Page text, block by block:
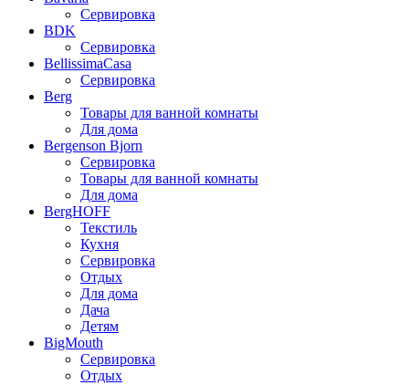
Сервировка
BDK
Сервировка
BellissimaCasa
Сервировка
Berg
Товары для ванной комнаты
Для дома
Bergenson Bjorn
Сервировка
Товары для ванной комнаты
Для дома
BergHOFF
Текстиль
Кухня
Сервировка
Отдых
Для дома
Дача
Детям
BigMouth
Сервировка
Отдых